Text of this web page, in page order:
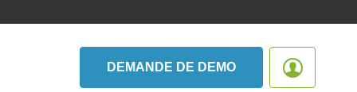
DEMANDE DE DEMO